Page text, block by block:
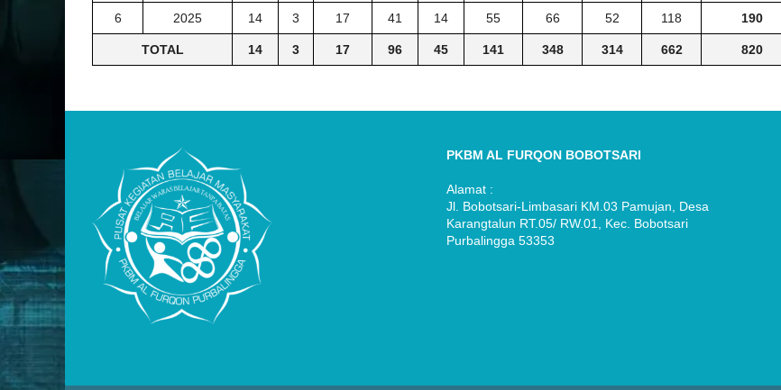
6 2025 14 3 17 41 14 55 66 52 118 190
TOTAL 14 3 17 96 45 141 348 314 662 820
PKBM AL FURQON BOBOTSARI
Alamat :
Jl. Bobotsari-Limbasari KM.03 Pamujan, Desa
Karangtalun RT.05/ RW.01, Kec. Bobotsari
Purbalingga 53353